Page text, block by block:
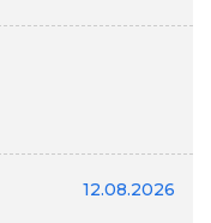
12.08.2026